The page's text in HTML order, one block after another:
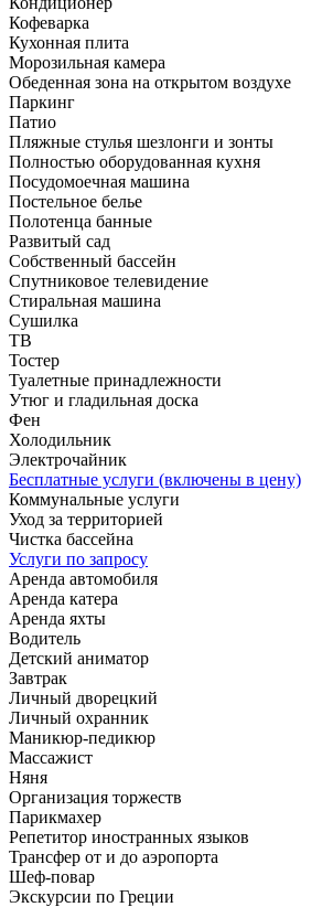
Кофеварка
Кухонная плита
Морозильная камера
Обеденная зона на открытом воздухе
Паркинг
Патио
Пляжные стулья шезлонги и зонты
Полностью оборудованная кухня
Посудомоечная машина
Постельное белье
Полотенца банные
Развитый сад
Собственный бассейн
Спутниковое телевидение
Стиральная машина
Сушилка
ТВ
Тостер
Туалетные принадлежности
Утюг и гладильная доска
Фен
Холодильник
Электрочайник
Бесплатные услуги (включены в цену)
Коммунальные услуги
Уход за территорией
Чистка бассейна
Услуги по запросу
Аренда автомобиля
Аренда катера
Аренда яхты
Водитель
Детский аниматор
Завтрак
Личный дворецкий
Личный охранник
Маникюр-педикюр
Массажист
Няня
Организация торжеств
Парикмахер
Репетитор иностранных языков
Трансфер от и до аэропорта
Шеф-повар
Экскурсии по Греции